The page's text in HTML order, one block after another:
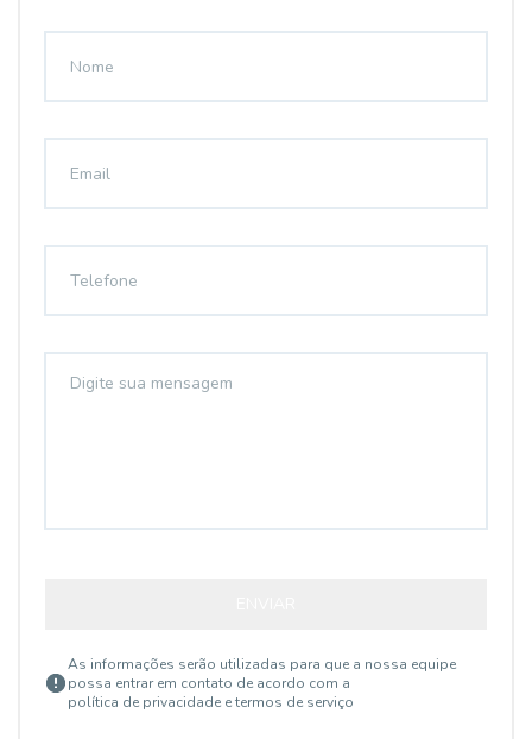
As informações serão utilizadas para que a nossa equipe
possa entrar em contato de acordo com a
política de privacidade e termos de serviço